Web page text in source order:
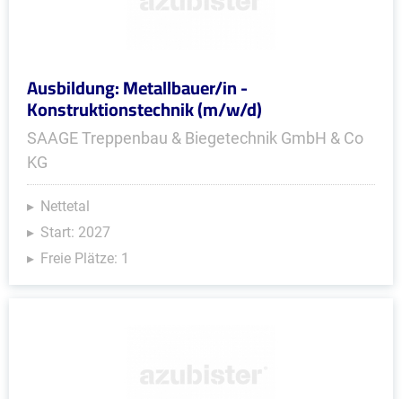
Ausbildung: Metallbauer/in -
Konstruktionstechnik (m/w/d)
SAAGE Treppenbau & Biegetechnik GmbH & Co
KG
Nettetal
Start: 2027
Freie Plätze: 1